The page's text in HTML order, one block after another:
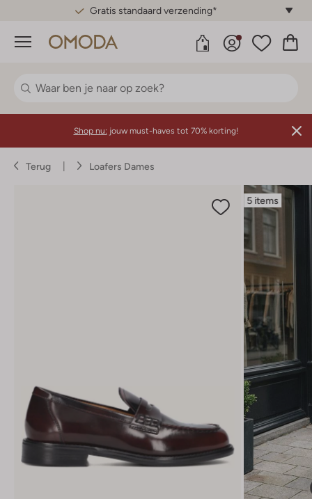
Gratis standaard verzending*
Menu
Shop nu: jouw must-haves tot 70% korting!
Terug Loafers Dames
5 items